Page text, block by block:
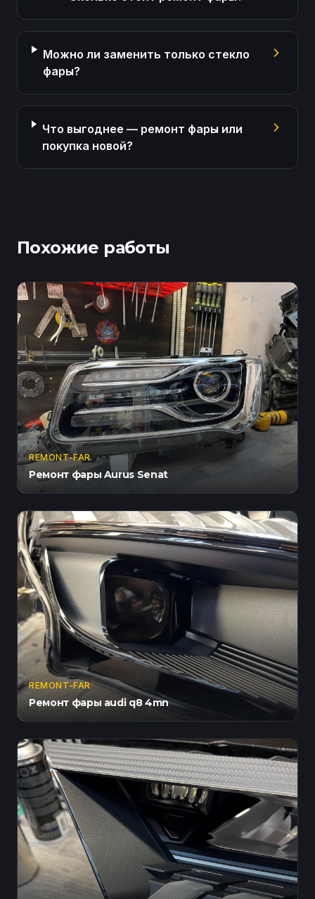
Можно ли заменить только стекло
фары?
Что выгоднее — ремонт фары или
покупка новой?
Похожие работы
REMONT-FAR
Ремонт фары Aurus Senat
REMONT-FAR
Ремонт фары audi q8 4mn